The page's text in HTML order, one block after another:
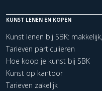
KUNST LENEN EN KOPEN
Kunst lenen bij SBK:
Tarieven particulieren
Hoe koop je kunst bij SBK
Kunst op kantoor
Tarieven zakelijk